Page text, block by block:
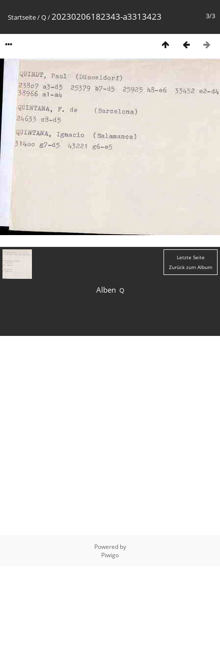
3/3
Startseite/Q/20230206182343-a3313423
Letzte Seite
Zurück zum Album
Alben Q
Powered by
Piwigo